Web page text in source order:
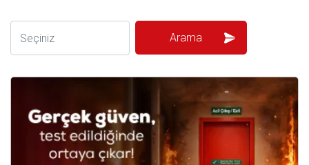
Kale Alarm